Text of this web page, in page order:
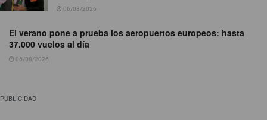
06/08/2026
El verano pone a prueba los aeropuertos europeos: hasta
37.000 vuelos al día
06/08/2026
PUBLICIDAD